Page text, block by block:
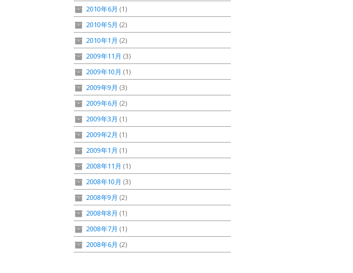
2010年6月 (1)
2010年5月 (2)
2010年1月 (2)
2009年11月 (3)
2009年10月 (1)
2009年9月 (3)
2009年6月 (2)
2009年3月 (1)
2009年2月 (1)
2009年1月 (1)
2008年11月 (1)
2008年10月 (3)
2008年9月 (2)
2008年8月 (1)
2008年7月 (1)
2008年6月 (2)